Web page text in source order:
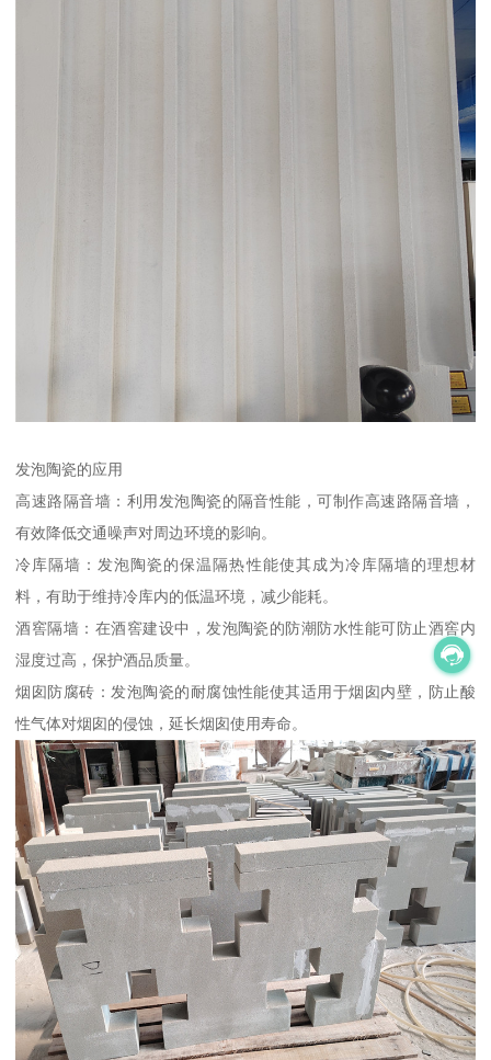
发泡陶瓷的应用
高速路隔音墙：利用发泡陶瓷的隔音性能，可制作高速路隔音墙，
有效降低交通噪声对周边环境的影响。
冷库隔墙：发泡陶瓷的保温隔热性能使其成为冷库隔墙的理想材
料，有助于维持冷库内的低温环境，减少能耗。
酒窖隔墙：在酒窖建设中，发泡陶瓷的防潮防水性能可防止酒窖内
湿度过高，保护酒品质量。
烟囱防腐砖：发泡陶瓷的耐腐蚀性能使其适用于烟囱内壁，防止酸
性气体对烟囱的侵蚀，延长烟囱使用寿命。